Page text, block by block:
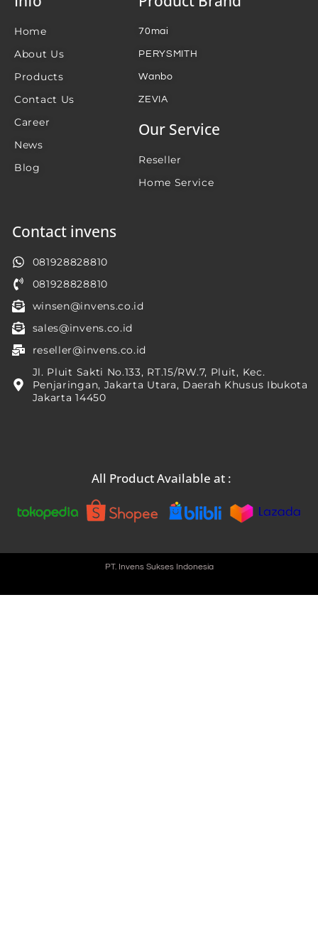
Home
About Us
Products
Contact Us
Career
News
Blog
70mai
PERYSMITH
Wanbo
ZEVIA
Our Service
Reseller
Home Service
Contact invens
081928828810
081928828810
winsen@invens.co.id
sales@invens.co.id
reseller@invens.co.id
Jl. Pluit Sakti No.133, RT.15/RW.7, Pluit, Kec.
Penjaringan, Jakarta Utara, Daerah Khusus Ibukota
Jakarta 14450
All Product Available at :
PT. Invens Sukses Indonesia